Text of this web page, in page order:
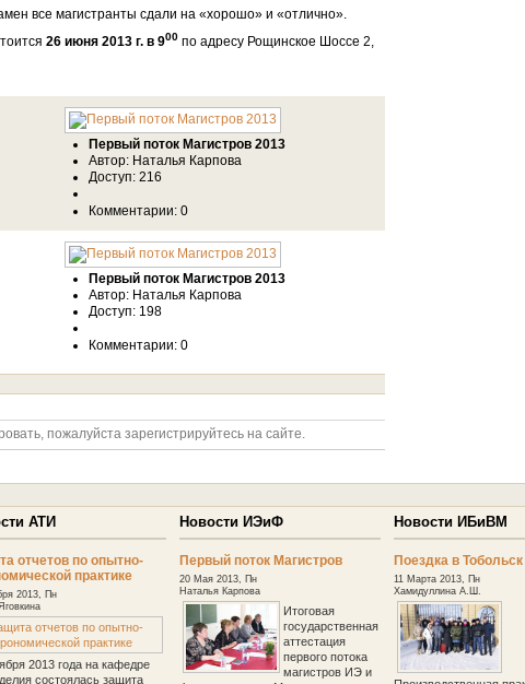
все магистранты сдали на «хорошо» и «отлично».
26 июня 2013 г. в 900 по адресу Рощинское Шоссе 2,
Первый поток Магистров 2013
Автор: Наталья Карпова
Доступ: 216
Комментарии: 0
Первый поток Магистров 2013
Автор: Наталья Карпова
Доступ: 198
Комментарии: 0
пожалуйста зарегистрируйтесь на сайте.
АТИ
отчетов по опытно-
практике
2013, Пн
2013 года на кафедре
состоялась защита
Новости ИЭиФ
Первый поток Магистров
20 Мая 2013, Пн
Наталья Карпова
Итоговая
государственная
аттестация
первого потока
магистров ИЭ и
Новости ИБиВМ
Поездка в Тобольск
11 Марта 2013, Пн
Хамидуллина А.Ш.